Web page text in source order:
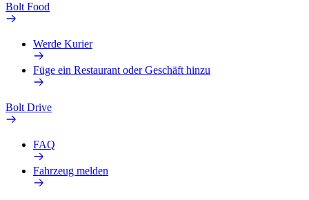
Bolt Food
Werde Kurier
Füge ein Restaurant oder Geschäft hinzu
Bolt Drive
FAQ
Fahrzeug melden